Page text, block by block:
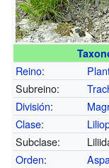
Reino:
Subreino:
División:
Clase:
Subclase:
Orden: